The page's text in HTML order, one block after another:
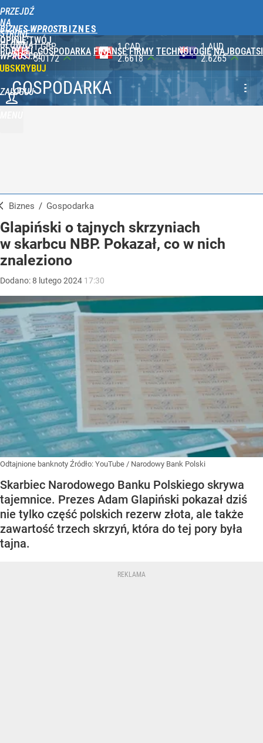
PRZEJDŹ
NA
STRONĘ
GŁÓWNĄ
WPROST.PL
BIZNES WPROST
OPINIE TWÓJ
PORTFEL GOSPODARKA FINANSE FIRMY TECHNOLOGIE NAJBOGATSI
ZALOGUJ
1 CAD
2.6618
1 AUD
2.6265
100 JPY
2.3565
GOSPODARKA
Biznes / Gospodarka
Glapiński o tajnych skrzyniach
w skarbcu NBP. Pokazał, co w nich
znaleziono
Dodano:8 lutego2024 17:30
Odtajnione banknoty Źródło: YouTube / Narodowy Bank Polski
Skarbiec Narodowego Banku Polskiego skrywa
tajemnice. Prezes Adam Glapiński pokazał dziś
nie tylko część polskich rezerw złota, ale także
zawartość trzech skrzyń, która do tej pory była
tajna.